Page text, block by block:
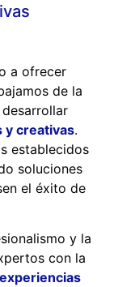
a ofrecer
de la
y creativas.
establecidos
soluciones
el éxito de
y la
con la